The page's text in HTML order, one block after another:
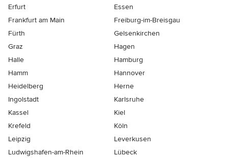
Erfurt
Essen
Frankfurt am Main
Freiburg-im-Breisgau
Fürth
Gelsenkirchen
Graz
Hagen
Halle
Hamburg
Hamm
Hannover
Heidelberg
Herne
Ingolstadt
Karlsruhe
Kassel
Kiel
Krefeld
Köln
Leipzig
Leverkusen
Ludwigshafen-am-Rhein
Lübeck